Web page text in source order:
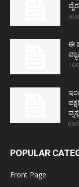
30/
ಈ
16/
05/
POPULAR
Front Page